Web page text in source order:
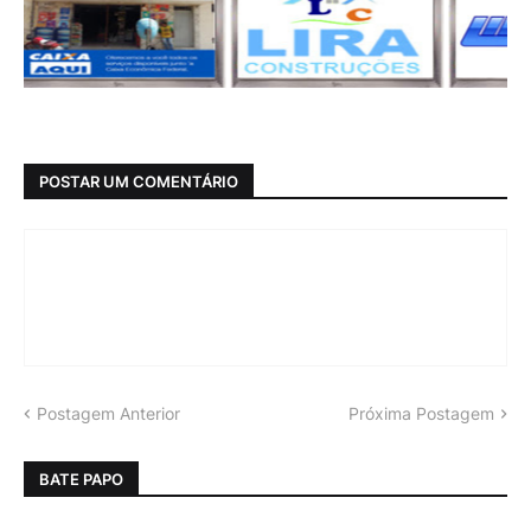
POSTAR UM COMENTÁRIO
Postagem Anterior Próxima Postagem
BATE PAPO